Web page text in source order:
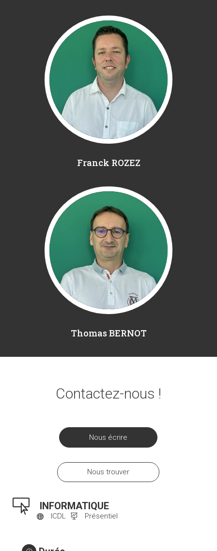
Franck ROZEZ
Thomas BERNOT
Contactez-nous !
Nous écrire
Nous trouver
 INFORMATIQUE
 ICDL  Présentiel